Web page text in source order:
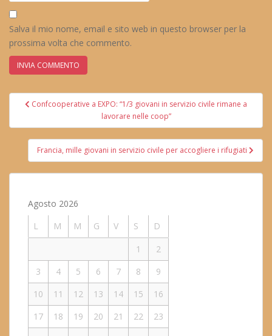
Salva il mio nome, email e sito web in questo browser per la
prossima volta che commento.
Navigazione
Confcooperative a EXPO: “1/3 giovani in servizio civile rimane a
lavorare nelle coop”
Francia, mille giovani in servizio civile per accogliere i rifugiati
Agosto 2026
L
M M G V S
D
1
2
3
4 5 6 7 8
9
10
11 12 13 14 15
16
17
18 19 20 21 22
23